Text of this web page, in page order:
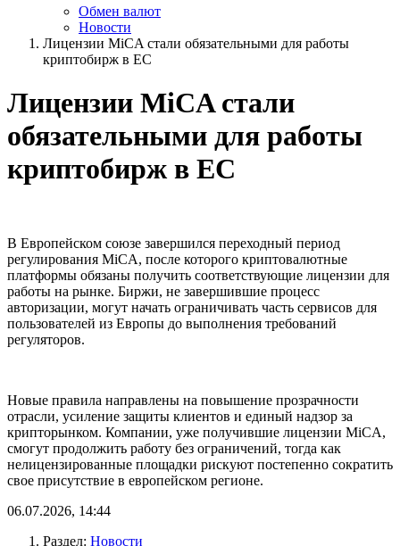
Обмен валют
Новости
Лицензии MiCA стали обязательными для работы
криптобирж в ЕС
Лицензии MiCA стали
обязательными для работы
криптобирж в ЕС
В Европейском союзе завершился переходный период
регулирования MiCA, после которого криптовалютные
платформы обязаны получить соответствующие лицензии для
работы на рынке. Биржи, не завершившие процесс
авторизации, могут начать ограничивать часть сервисов для
пользователей из Европы до выполнения требований
регуляторов.
Новые правила направлены на повышение прозрачности
отрасли, усиление защиты клиентов и единый надзор за
крипторынком. Компании, уже получившие лицензии MiCA,
смогут продолжить работу без ограничений, тогда как
нелицензированные площадки рискуют постепенно сократить
свое присутствие в европейском регионе.
06.07.2026, 14:44
Раздел: Новости